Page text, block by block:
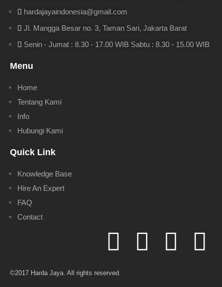
hardajayaindonesia@gmail.com
Jl. Mangga Besar no. 3, Taman Sari, Jakarta Barat
Senin - Jumat : 8.30 - 17.00 WIB Sabtu : 8.30 - 15.00 WIB
Menu
Home
Tentang Kami
Info
Hubungi Kami
Quick Link
Knowledge Base
Hire An Expert
FAQ
Contact
©2017 Harda Jaya. All rights reserved.